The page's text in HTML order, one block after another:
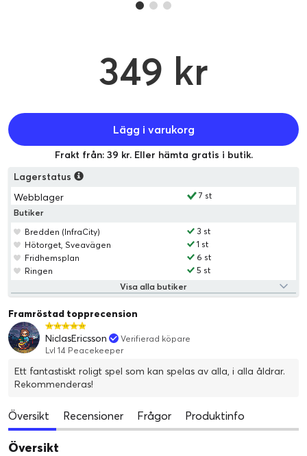
349 kr
Lägg i varukorg
Frakt från: 39 kr. Eller hämta gratis i butik.
Lagerstatus
Webblager
7 st
Butiker
Bredden (InfraCity)
3 st
Hötorget, Sveavägen
1 st
Fridhemsplan
6 st
Ringen
5 st
Visa alla butiker
Framröstad topprecension
NiclasEricsson
Verifierad köpare
Lvl 14 Peacekeeper
Ett fantastiskt roligt spel som kan spelas av alla, i alla åldrar.
Rekommenderas!
Översikt Recensioner Frågor Produktinfo
Översikt